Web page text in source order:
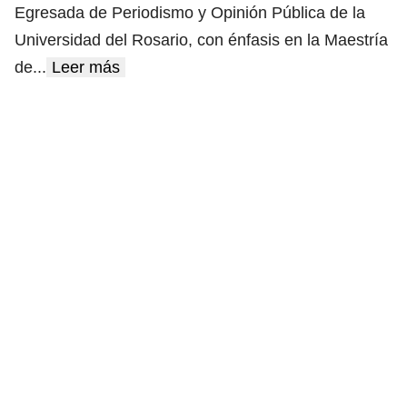
Egresada de Periodismo y Opinión Pública de la
Universidad del Rosario, con énfasis en la Maestría
de... Leer más